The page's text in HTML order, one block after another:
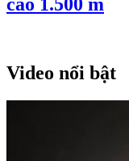
Video nổi bật